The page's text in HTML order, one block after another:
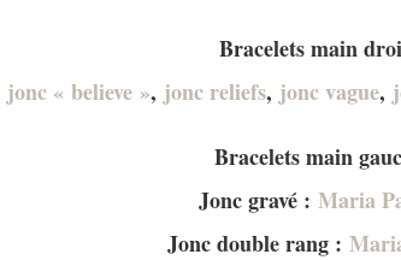
Bracelets main
jonc « believe », jonc reliefs, jonc vague,
Bracelets main
Jonc gravé : Maria
Jonc double rang :